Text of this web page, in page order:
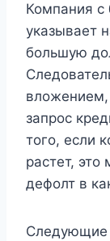
Компания с
указывает
большую
вложением,
запрос
того, если
растет,
дефолт в
Следующие